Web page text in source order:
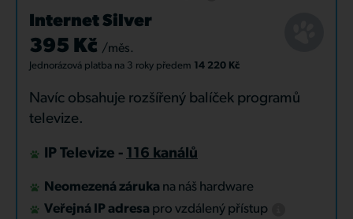
Internet Silver
395 Kč /měs.
Jednorázová platba na 3 roky předem 14 220 Kč
Navíc obsahuje rozšířený balíček programů
televize.
IP Televize - 116 kanálů
Neomezená záruka na náš hardware
Veřejná IP adresa pro vzdálený přístup